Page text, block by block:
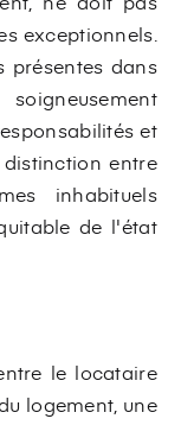
exceptionnels.
présentes dans
et
entre
inhabituels
de l'état
le locataire
logement, une